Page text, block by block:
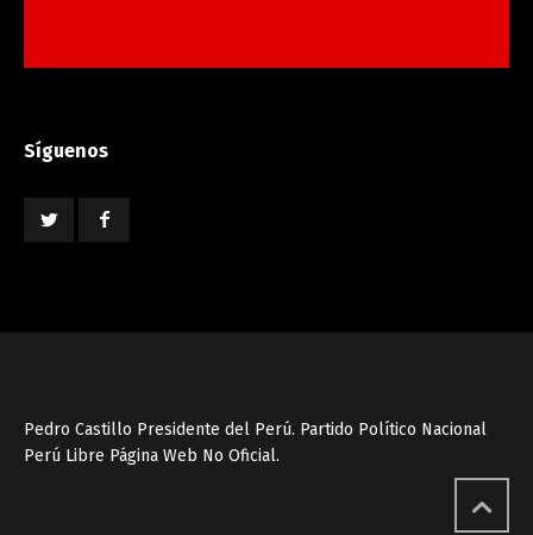
Síguenos
Pedro Castillo Presidente del Perú. Partido Político Nacional
Perú Libre Página Web No Oficial.